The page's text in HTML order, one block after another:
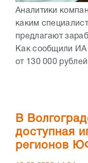
Аналитики
каким
предлагают
Как сообщили ИА
от 130 000
В
доступная
регионов